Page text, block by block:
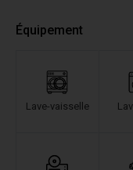
Équipement
Lave-vaisselle